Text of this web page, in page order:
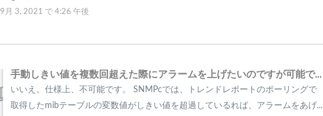
月 3, 2021 で 4:26 午後
手動しきい値を複数回超えた際にアラームを上げたいのですが可能ですか？
いいえ。仕様上、不可能です。 SNMPcでは、トレンドレポートのポーリングで
取得したmibテーブルの変数値がしきい値を超過しているれば、アラームをあげ...